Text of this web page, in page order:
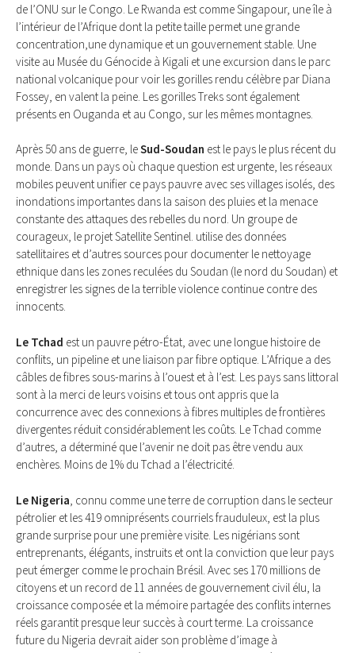
de l’ONU sur le Congo. Le Rwanda est comme Singapour, une île à
l’intérieur de l’Afrique dont la petite taille permet une grande
concentration,une dynamique et un gouvernement stable. Une
visite au Musée du Génocide à Kigali et une excursion dans le parc
national volcanique pour voir les gorilles rendu célèbre par Diana
Fossey, en valent la peine. Les gorilles Treks sont également
présents en Ouganda et au Congo, sur les mêmes montagnes.
Après 50 ans de guerre, leSud-Soudan est le pays le plus récent du
monde. Dans un pays où chaque question est urgente, les réseaux
mobiles peuvent unifier ce pays pauvre avec ses villages isolés, des
inondations importantes dans la saison des pluies et la menace
constante des attaques des rebelles du nord. Un groupe de
courageux, le projet Satellite Sentinel. utilise des données
satellitaires et d’autres sources pour documenter le nettoyage
ethnique dans les zones reculées du Soudan (le nord du Soudan) et
enregistrer les signes de la terrible violence continue contre des
innocents.
Le Tchad est un pauvre pétro-État, avec une longue histoire de
conflits, un pipeline et une liaison par fibre optique. L’Afrique a des
câbles de fibres sous-marins à l’ouest et à l’est. Les pays sans littoral
sont à la merci de leurs voisins et tous ont appris que la
concurrence avec des connexions à fibres multiples de frontières
divergentes réduit considérablement les coûts. Le Tchad comme
d’autres, a déterminé que l’avenir ne doit pas être vendu aux
enchères. Moins de 1% du Tchad a l’électricité.
Le Nigeria, connu comme une terre de corruption dans le secteur
pétrolier et les 419 omniprésents courriels frauduleux, est la plus
grande surprise pour une première visite. Les nigérians sont
entreprenants, élégants, instruits et ont la conviction que leur pays
peut émerger comme le prochain Brésil. Avec ses 170 millions de
citoyens et un record de 11 années de gouvernement civil élu, la
croissance composée et la mémoire partagée des conflits internes
réels garantit presque leur succès à court terme. La croissance
future du Nigeria devrait aider son problème d’image à